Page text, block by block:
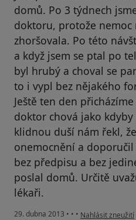
domů. Po 3 týdnech
doktoru, protože nemoc
zhoršovala. Po této
a když jsem se ptal po
byl hrubý a choval se
to i vypl bez nějakého
Ještě ten den
doktor chová jako kdyby
klidnou duší nám řekl,
onemocnění a
bez předpisu a bez
poslal domů. Určitě
lékaři.
29. dubna 2013 • • • podle názoru
Nahlásit zneužití